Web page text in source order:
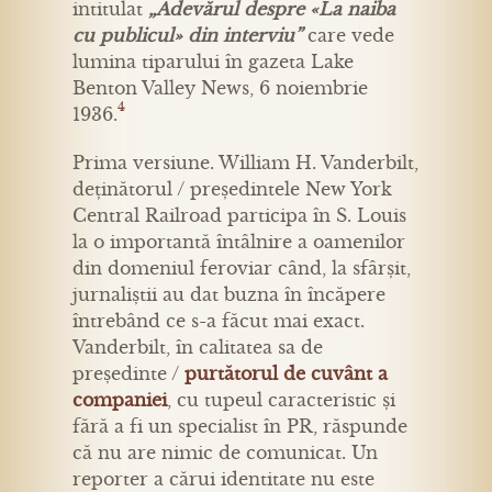
intitulat „Adevărul despre «La naiba
cu publicul» din interviu”care vede
lumina tiparului în gazeta Lake
Benton Valley News, 6 noiembrie
1936.4
Prima versiune. William H. Vanderbilt,
deținătorul / președintele New York
Central Railroad participa în S. Louis
la o importantă întâlnire a oamenilor
din domeniul feroviar când, la sfârșit,
jurnaliștii au dat buzna în încăpere
întrebând ce s-a făcut mai exact.
Vanderbilt, în calitatea sa de
președinte / purtătorul de cuvânt a
companiei, cu tupeul caracteristic și
fără a fi un specialist în PR, răspunde
că nu are nimic de comunicat. Un
reporter a cărui identitate nu este